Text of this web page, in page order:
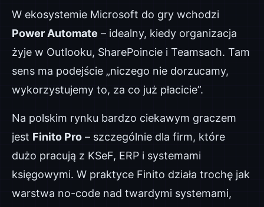
W ekosystemie Microsoft do gry wchodzi
Power Automate – idealny, kiedy organizacja
żyje w Outlooku, SharePoincie i Teamsach. Tam
sens ma podejście „niczego nie dorzucamy,
wykorzystujemy to, za co już płacicie”.
Na polskim rynku bardzo ciekawym graczem
jest Finito Pro – szczególnie dla firm, które
dużo pracują z KSeF, ERP i systemami
księgowymi. W praktyce Finito działa trochę jak
warstwa no-code nad twardymi systemami,